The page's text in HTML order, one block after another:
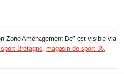
Zone Aménagement De" est visible via
Bretagne magasin de sport 35